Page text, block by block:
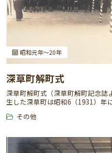
昭和元年～20年
深草町解町式
深草町解町式（深草町解町記念
生した深草町は昭和6（1931）年
その他